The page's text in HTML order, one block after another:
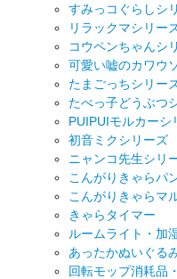
すみっコぐらしシ
リラックマシリー
コウペンちゃんシ
可愛い嘘のカワウ
たまごっちシリー
たべっ子どうぶつ
PUIPUIモルカーシ
初音ミクシリーズ
ニャンコ先生シリ
こんがりきゃらパ
こんがりきゃらマ
きゃらタイマー
ルームライト・加
あったかぬいぐる
回転モップ消耗品